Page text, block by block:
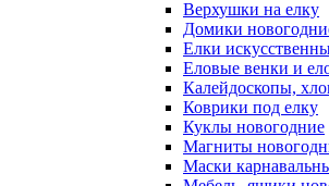
Верхушки на елку
Домики
Елки
Еловые венки и
Калейдоскопы,
Коврики под елку
Куклы новогодние
Магниты
Маски